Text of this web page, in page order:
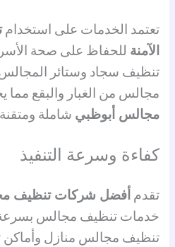
تعتمد الخدمات على استخدام
الآمنة للحفاظ على صحة
تنظيف سجاد وستائر
مجالس من الغبار والبقع مما
مجالس أبوظبي شاملة
كفاءة وسرعة التنفيذ
تقدم أفضل شركات تنظيف
خدمات تنظيف مجالس بسرعة
تنظيف مجالس منازل